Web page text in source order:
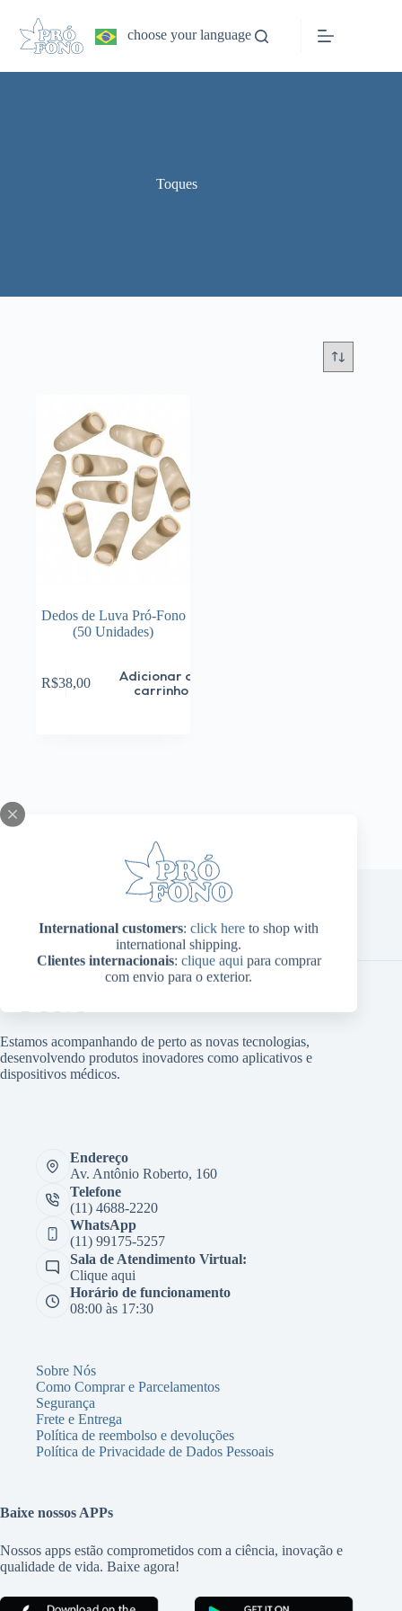
conteúdo
International customers: click here to shop with
international shipping.
Clientes internacionais: clique aqui para comprar
com envio para o exterior.
choose your language
Toques
Dedos de Luva Pró-Fono
(50 Unidades)
R$38,00
Adicionar ao
carrinho
Home Sobre Nós Produtos Blog
Contato
Minha conta
Estamos acompanhando de perto as novas tecnologias,
desenvolvendo produtos inovadores como aplicativos e
dispositivos médicos.
Endereço
Av. Antônio Roberto, 160
Telefone
(11) 4688-2220
WhatsApp
(11) 99175-5257
Sala de Atendimento Virtual:
Clique aqui
Horário de funcionamento
08:00 às 17:30
Sobre Nós
Como Comprar e Parcelamentos
Segurança
Frete e Entrega
Política de reembolso e devoluções
Política de Privacidade de Dados Pessoais
Baixe nossos APPs
Nossos apps estão comprometidos com a ciência, inovação e
qualidade de vida. Baixe agora!